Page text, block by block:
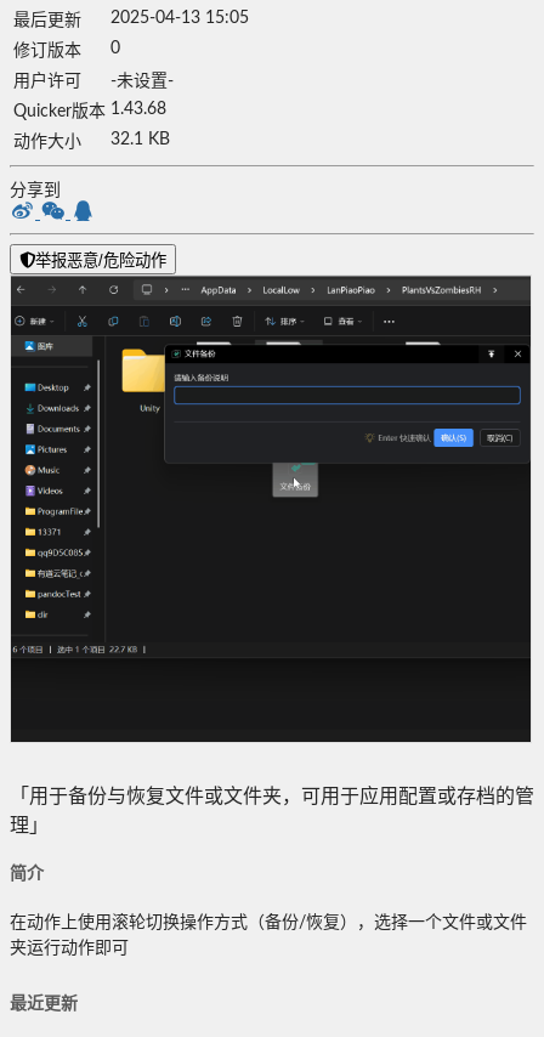
最后更新
2025-04-13 15:05
修订版本
0
用户许可
-未设置-
Quicker版本 1.43.68
动作大小
32.1 KB
分享到
举报恶意/危险动作
「用于备份与恢复文件或文件夹，可用于应用配置或存档的管
理」
简介
在动作上使用滚轮切换操作方式（备份/恢复），选择一个文件或文件
夹运行动作即可
最近更新